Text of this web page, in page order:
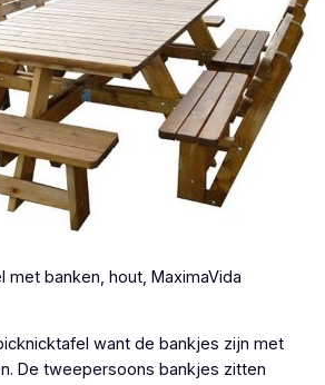
met banken, hout, MaximaVida
want de bankjes zijn met
De tweepersoons bankjes zitten